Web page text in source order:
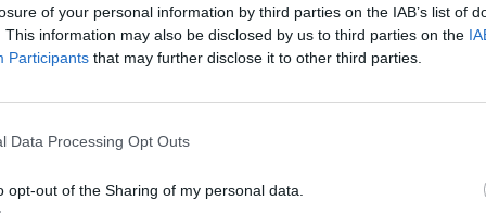
of your personal information by third parties on the IAB’s list of
This information may also be disclosed by us to third parties on the
Participants that may further disclose it to other third parties.
Data Processing Opt Outs
opt-out of the Sharing of my personal data.
ημερομίσθιό τους
για όσες ώρες απασχοληθούν